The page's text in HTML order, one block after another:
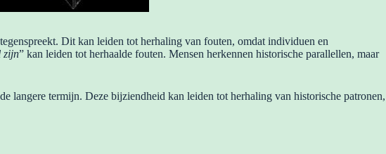
Dit kan leiden tot herhaling van fouten, omdat individuen en
zijn” kan leiden tot herhaalde fouten. Mensen herkennen historische parallellen, maar
langere termijn. Deze bijziendheid kan leiden tot herhaling van historische patronen,